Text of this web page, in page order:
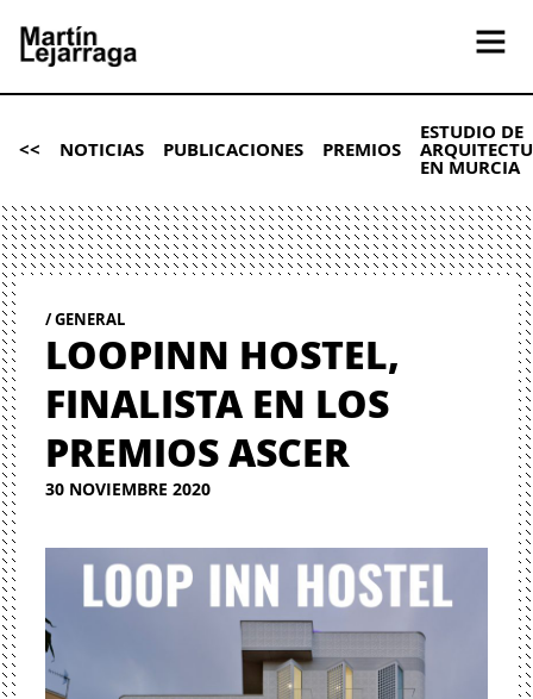
<< NOTICIAS PUBLICACIONES PREMIOS
ESTUDIO DE
EN MURCIA
GENERAL
LOOPINN HOSTEL,
FINALISTA EN LOS
PREMIOS ASCER
30 NOVIEMBRE 2020